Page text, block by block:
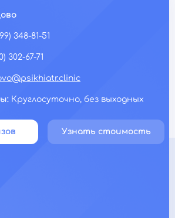
348-81-51
302-67-71
Круглосуточно, без выходных
Узнать стоимость